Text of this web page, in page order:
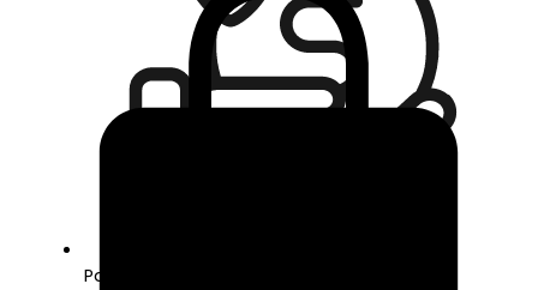
Pago seguro con Tarjeta o Bizum